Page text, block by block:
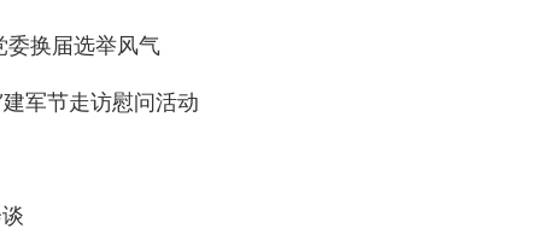
委换届选举风气
军节走访慰问活动